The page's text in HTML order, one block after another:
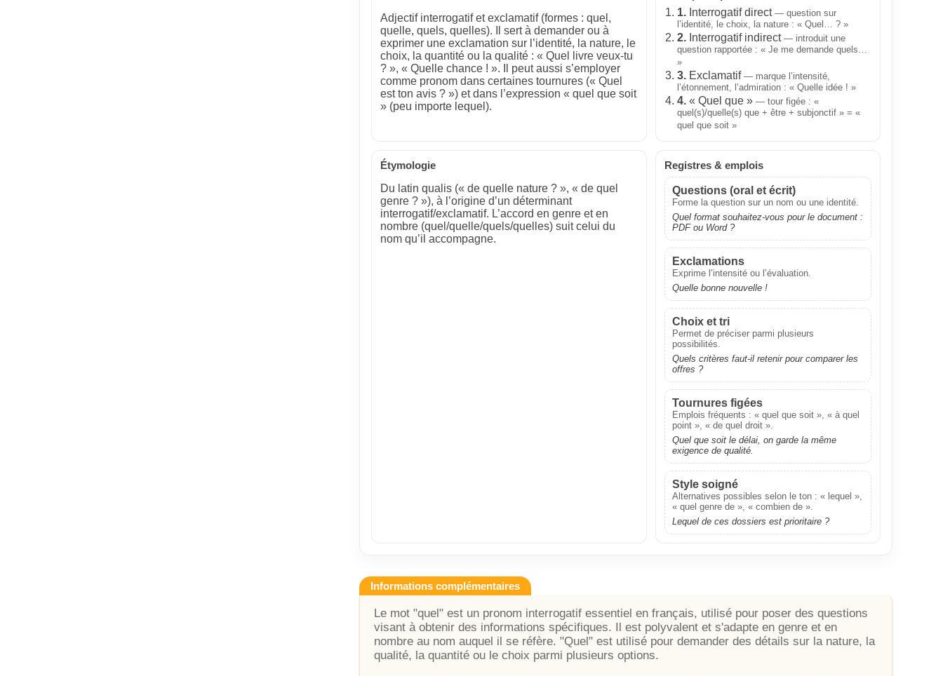
Adjectif interrogatif et exclamatif (formes : quel,
quelle, quels, quelles). Il sert à demander ou à
exprimer une exclamation sur l’identité, la nature, le
choix, la quantité ou la qualité : « Quel livre veux‑tu
? », « Quelle chance ! ». Il peut aussi s’employer
comme pronom dans certaines tournures (« Quel
est ton avis ? ») et dans l’expression « quel que soit
» (peu importe lequel).
1.Interrogatif direct— question sur
l’identité, le choix, la nature : « Quel… ? »
2.Interrogatif indirect— introduit une
question rapportée : « Je me demande quels…
»
3.Exclamatif— marque l’intensité,
l’étonnement, l’admiration : « Quelle idée ! »
4.« Quel que »— tour figée : «
quel(s)/quelle(s) que + être + subjonctif » = «
quel que soit »
Étymologie
Du latin qualis (« de quelle nature ? », « de quel
genre ? »), à l’origine d’un déterminant
interrogatif/exclamatif. L’accord en genre et en
nombre (quel/quelle/quels/quelles) suit celui du
nom qu’il accompagne.
Registres & emplois
Questions (oral et écrit)
Forme la question sur un nom ou une identité.
Quel format souhaitez‑vous pour le document :
PDF ou Word ?
Exclamations
Exprime l’intensité ou l’évaluation.
Quelle bonne nouvelle !
Choix et tri
Permet de préciser parmi plusieurs
possibilités.
Quels critères faut‑il retenir pour comparer les
offres ?
Tournures figées
Emplois fréquents : « quel que soit », « à quel
point », « de quel droit ».
Quel que soit le délai, on garde la même
exigence de qualité.
Style soigné
Alternatives possibles selon le ton : « lequel »,
« quel genre de », « combien de ».
Lequel de ces dossiers est prioritaire ?
Informations complémentaires
Le mot "quel" est un pronom interrogatif essentiel en français, utilisé pour poser des questions
visant à obtenir des informations spécifiques. Il est polyvalent et s'adapte en genre et en
nombre au nom auquel il se réfère. "Quel" est utilisé pour demander des détails sur la nature, la
qualité, la quantité ou le choix parmi plusieurs options.